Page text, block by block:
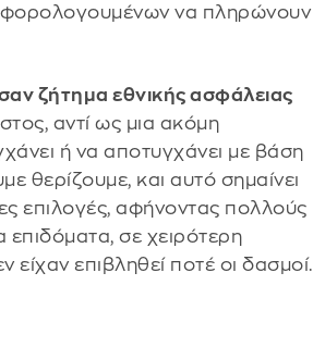
φορολογουμένων να πληρώνουν
ζήτημα εθνικής ασφάλειας
αντί ως μια ακόμη
ή να αποτυγχάνει με βάση
θερίζουμε, και αυτό σημαίνει
επιλογές, αφήνοντας πολλούς
επιδόματα, σε χειρότερη
επιβληθεί ποτέ οι δασμοί.